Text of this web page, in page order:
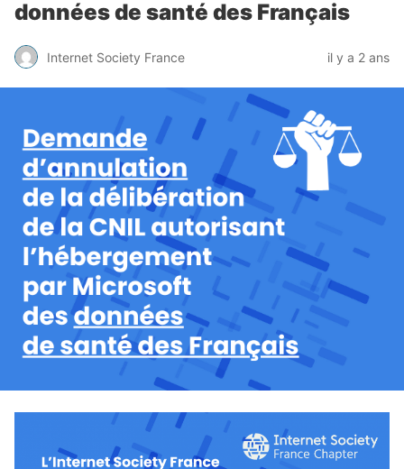
données de santé des Français
Internet Society France il y a 2 ans